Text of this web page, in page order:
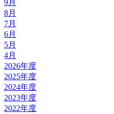
9月
8月
7月
6月
5月
4月
2026年度
2025年度
2024年度
2023年度
2022年度